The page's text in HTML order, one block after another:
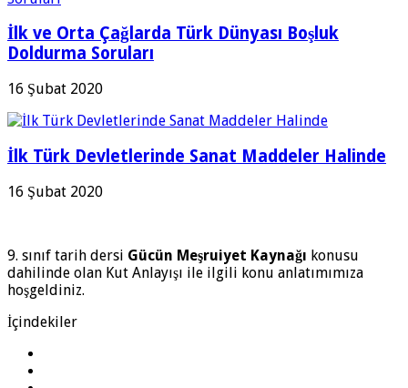
İlk ve Orta Çağlarda Türk Dünyası Boşluk
Doldurma Soruları
16 Şubat 2020
İlk Türk Devletlerinde Sanat Maddeler Halinde
16 Şubat 2020
9. sınıf tarih dersi Gücün Meşruiyet Kaynağı konusu
dahilinde olan Kut Anlayışı ile ilgili konu anlatımımıza
hoşgeldiniz.
İçindekiler